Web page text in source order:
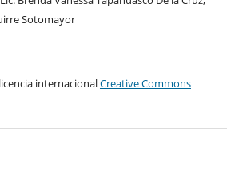
Sotomayor
internacionalCreative Commons